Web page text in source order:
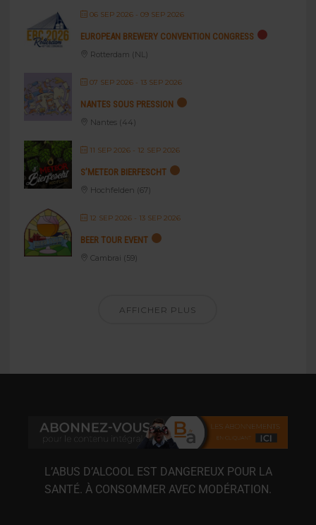
06 SEP 2026- 09 SEP 2026
EUROPEAN BREWERY CONVENTION CONGRESS
Rotterdam (NL)
07 SEP 2026- 13 SEP 2026
NANTES SOUS PRESSION
Nantes (44)
11 SEP 2026- 12 SEP 2026
S’METEOR BIERFESCHT
Hochfelden (67)
12 SEP 2026- 13 SEP 2026
BEER TOUR EVENT
Cambrai (59)
AFFICHER PLUS
L’ABUS D’ALCOOL EST DANGEREUX POUR LA
SANTÉ. À CONSOMMER AVEC MODÉRATION.